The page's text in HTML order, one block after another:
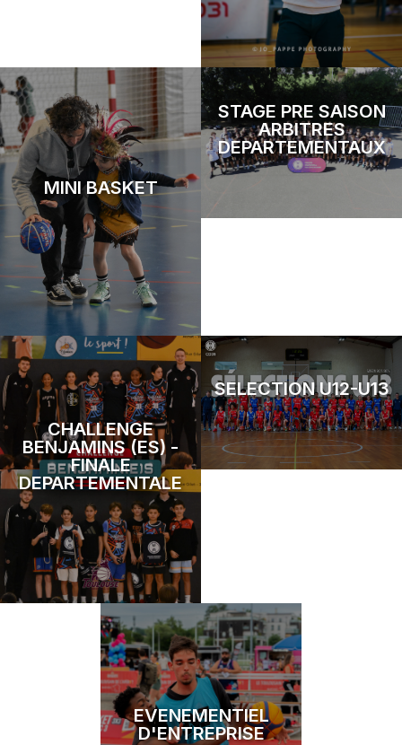
MINI BASKET
STAGE PRE SAISON
ARBITRES
DEPARTEMENTAUX
CHALLENGE
BENJAMINS (ES) -
FINALE
DEPARTEMENTALE
SELECTION U12-U13
EVENEMENTIEL
D'ENTREPRISE